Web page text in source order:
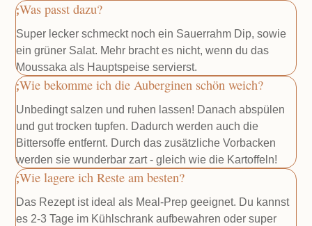
Was passt dazu?
Super lecker schmeckt noch ein Sauerrahm Dip, sowie
ein grüner Salat. Mehr bracht es nicht, wenn du das
Moussaka als Hauptspeise servierst.
Wie bekomme ich die Auberginen schön weich?
Unbedingt salzen und ruhen lassen! Danach abspülen
und gut trocken tupfen. Dadurch werden auch die
Bittersoffe entfernt. Durch das zusätzliche Vorbacken
werden sie wunderbar zart - gleich wie die Kartoffeln!
Wie lagere ich Reste am besten?
Das Rezept ist ideal als Meal-Prep geeignet. Du kannst
es 2-3 Tage im Kühlschrank aufbewahren oder super